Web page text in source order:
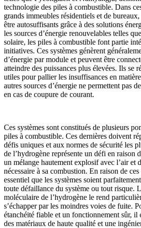
technologie des piles à combustible. Dans
grands immeubles résidentiels et de
être autosuffisants grâce à des solutions
les sources d’énergie renouvelables telles
solaire, les piles à combustible font partie
initiatives. Ces systèmes génèrent
d’énergie par module et peuvent être
atteindre des puissances plus élevées. Ils se
utiles pour pallier les insuffisances en
autres sources d’énergie ne permettent pas
en cas de coupure de courant.
Ces systèmes sont constitués de plusieurs
piles à combustible. Ces dernières doivent
défis uniques et aux normes de sécurité les
de l’hydrogène représente un défi en raison
un mélange hautement explosif avec l’air et
nécessaire à sa combustion. En raison de
essentiel que les systèmes soient
toute défaillance du système ou tout risque.
moléculaire de l’hydrogène le rend
s’échapper par les moindres voies de fuite.
étanchéité fiable et un fonctionnement sûr, il
des matériaux de haute qualité et une